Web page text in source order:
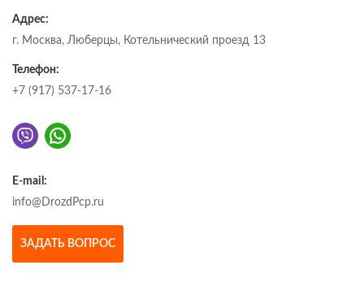
Адрес:
г. Москва, Люберцы, Котельнический проезд 13
Телефон:
+7 (917) 537-17-16
E-mail:
info@DrozdPcp.ru
ЗАДАТЬ ВОПРОС